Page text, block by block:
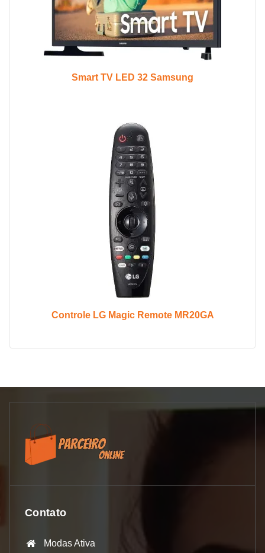
Smart TV LED 32 Samsung
Controle LG Magic Remote MR20GA
Contato
Modas Ativa